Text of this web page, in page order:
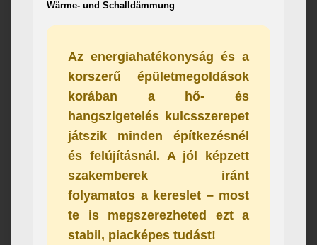
Wärme- und Schalldämmung
Az energiahatékonyság és a
korszerű épületmegoldások
korában a
hő- és
hangszigetelés kulcsszerepet
játszik minden építkezésnél
és felújításnál . A jól képzett
szakemberek iránt
folyamatos a kereslet – most
te is megszerezheted ezt a
stabil, piacképes tudást!